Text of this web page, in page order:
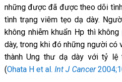
những được đã được theo dõi
tình trạng viêm tẹo dạ dày.
không nhiễm khuẩn Hp thì
dày, trong khi đó những người có
thành Ung thư dạ dày với tỷ lệ
(Ohata H et al. Int J Cancer